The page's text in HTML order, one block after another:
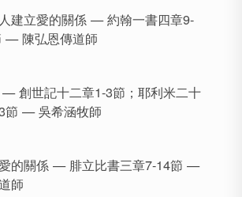
建立愛的關係 — 約翰一書四章9-
— 陳弘恩傳道師
創世記十二章1-3節；耶利米二十
節 — 吳希涵牧師
的關係 — 腓立比書三章7-14節 —
師